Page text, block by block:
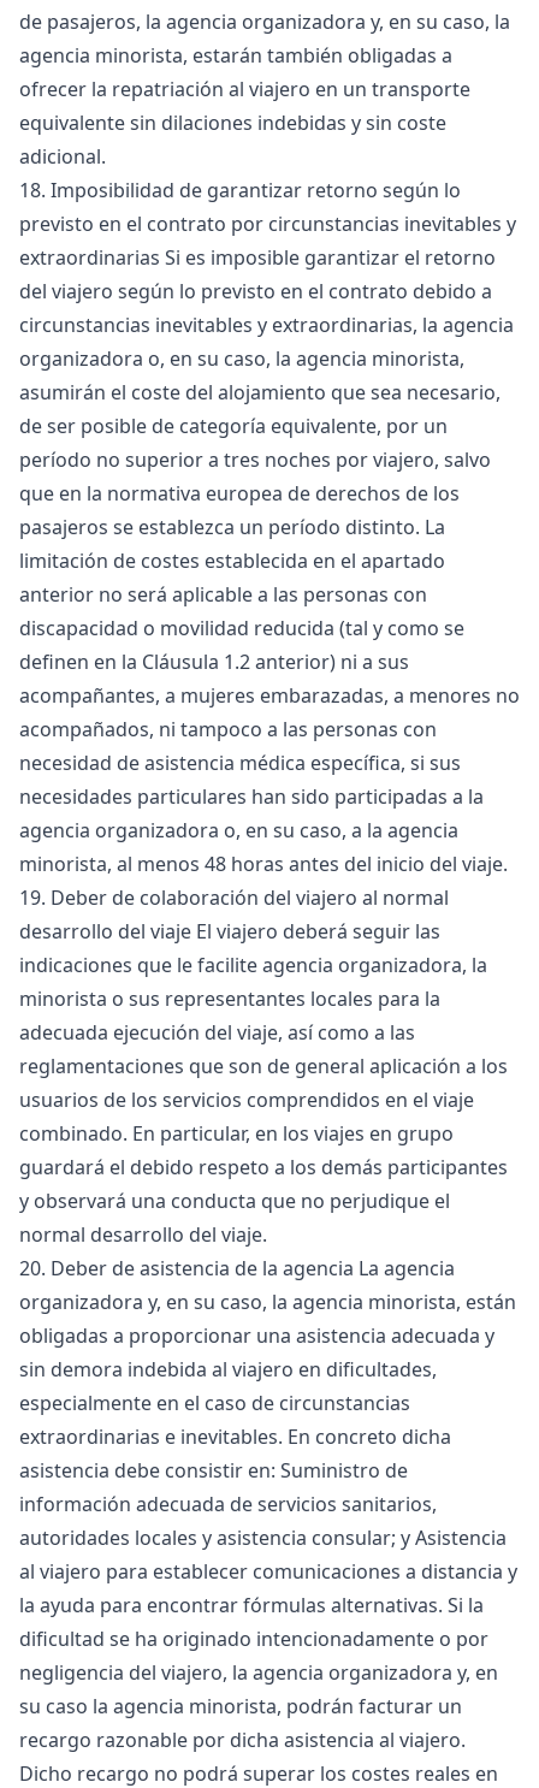
de pasajeros, la agencia organizadora y, en su caso, la
agencia minorista, estarán también obligadas a
ofrecer la repatriación al viajero en un transporte
equivalente sin dilaciones indebidas y sin coste
adicional.
18. Imposibilidad de garantizar retorno según lo
previsto en el contrato por circunstancias inevitables y
extraordinarias Si es imposible garantizar el retorno
del viajero según lo previsto en el contrato debido a
circunstancias inevitables y extraordinarias, la agencia
organizadora o, en su caso, la agencia minorista,
asumirán el coste del alojamiento que sea necesario,
de ser posible de categoría equivalente, por un
período no superior a tres noches por viajero, salvo
que en la normativa europea de derechos de los
pasajeros se establezca un período distinto. La
limitación de costes establecida en el apartado
anterior no será aplicable a las personas con
discapacidad o movilidad reducida (tal y como se
definen en la Cláusula 1.2 anterior) ni a sus
acompañantes, a mujeres embarazadas, a menores no
acompañados, ni tampoco a las personas con
necesidad de asistencia médica específica, si sus
necesidades particulares han sido participadas a la
agencia organizadora o, en su caso, a la agencia
minorista, al menos 48 horas antes del inicio del viaje.
19. Deber de colaboración del viajero al normal
desarrollo del viaje El viajero deberá seguir las
indicaciones que le facilite agencia organizadora, la
minorista o sus representantes locales para la
adecuada ejecución del viaje, así como a las
reglamentaciones que son de general aplicación a los
usuarios de los servicios comprendidos en el viaje
combinado. En particular, en los viajes en grupo
guardará el debido respeto a los demás participantes
y observará una conducta que no perjudique el
normal desarrollo del viaje.
20. Deber de asistencia de la agencia La agencia
organizadora y, en su caso, la agencia minorista, están
obligadas a proporcionar una asistencia adecuada y
sin demora indebida al viajero en dificultades,
especialmente en el caso de circunstancias
extraordinarias e inevitables. En concreto dicha
asistencia debe consistir en: Suministro de
información adecuada de servicios sanitarios,
autoridades locales y asistencia consular; y Asistencia
al viajero para establecer comunicaciones a distancia y
la ayuda para encontrar fórmulas alternativas. Si la
dificultad se ha originado intencionadamente o por
negligencia del viajero, la agencia organizadora y, en
su caso la agencia minorista, podrán facturar un
recargo razonable por dicha asistencia al viajero.
Dicho recargo no podrá superar los costes reales en